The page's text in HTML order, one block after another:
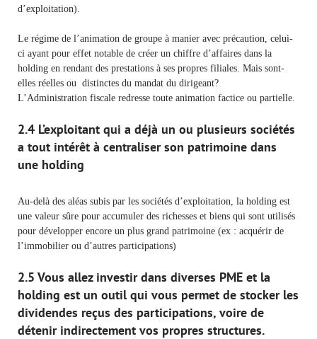
d’exploitation).
Le régime de l’animation de groupe à manier avec précaution, celui-
ci ayant pour effet notable de créer un chiffre d’affaires dans la
holding en rendant des prestations à ses propres filiales. Mais sont-
elles réelles ou distinctes du mandat du dirigeant?
L’Administration fiscale redresse toute animation factice ou partielle.
2.4 L’exploitant qui a déjà un ou plusieurs sociétés
a tout intérêt à centraliser son patrimoine dans
une holding
Au-delà des aléas subis par les sociétés d’exploitation, la holding est
une valeur sûre pour accumuler des richesses et biens qui sont utilisés
pour développer encore un plus grand patrimoine (ex : acquérir de
l’immobilier ou d’autres participations)
2.5 Vous allez investir dans diverses PME et la
holding est un outil qui vous permet de stocker les
dividendes reçus des participations, voire de
détenir indirectement vos propres structures.